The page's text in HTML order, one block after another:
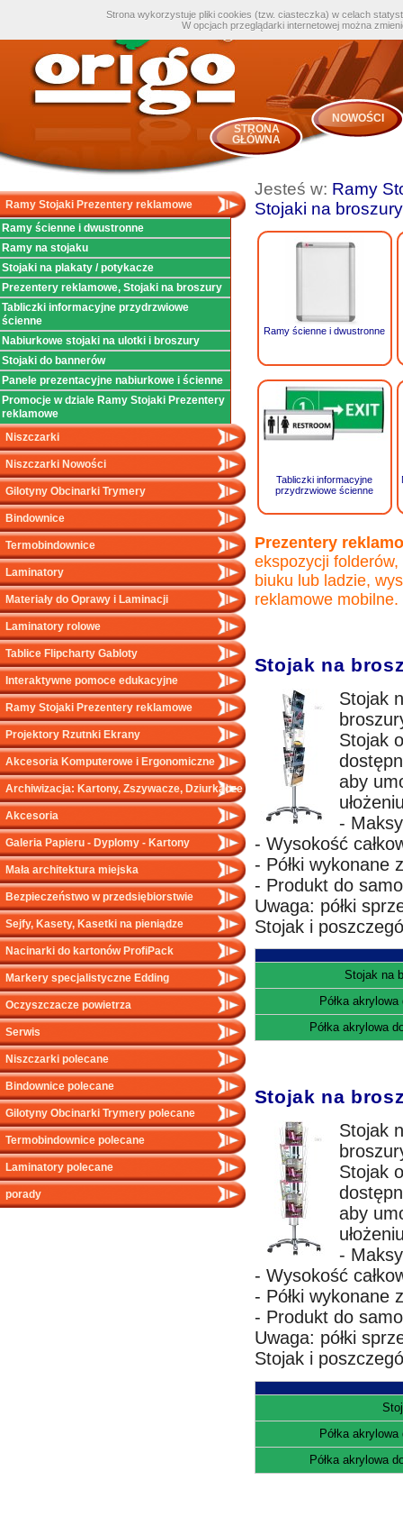
Strona wykorzystuje pliki cookies (tzw. ciasteczka) w celach
W opcjach przeglądarki internetowej można
STRONA
GŁÓWNA
NOWOŚCI
Ramy Stojaki Prezentery reklamowe
Ramy ścienne i dwustronne
Ramy na stojaku
Stojaki na plakaty / potykacze
Prezentery reklamowe, Stojaki na broszury
Tabliczki informacyjne przydrzwiowe
ścienne
Nabiurkowe stojaki na ulotki i broszury
Stojaki do bannerów
Panele prezentacyjne nabiurkowe i ścienne
Promocje w dziale Ramy Stojaki Prezentery
reklamowe
Niszczarki
Niszczarki Nowości
Gilotyny Obcinarki Trymery
Bindownice
Termobindownice
Laminatory
Materiały do Oprawy i Laminacji
Laminatory rolowe
Tablice Flipcharty Gabloty
Interaktywne pomoce edukacyjne
Ramy Stojaki Prezentery reklamowe
Projektory Rzutnki Ekrany
Akcesoria Komputerowe i Ergonomiczne
Archiwizacja: Kartony, Zszywacze, Dziurkacze
Akcesoria
Galeria Papieru - Dyplomy - Kartony
Mała architektura miejska
Bezpieczeństwo w przedsiębiorstwie
Sejfy, Kasety, Kasetki na pieniądze
Nacinarki do kartonów ProfiPack
Markery specjalistyczne Edding
Oczyszczacze powietrza
Serwis
Niszczarki polecane
Bindownice polecane
Gilotyny Obcinarki Trymery polecane
Termobindownice polecane
Laminatory polecane
porady
Jesteś w: Ramy
Stojaki na broszury
Ramy ścienne i dwustronne
Tabliczki informacyjne
przydrzwiowe ścienne
Prezentery
ekspozycji
biuku lub ladzie,
reklamowe mobilne.
Stojak na
Stojak
Stojak
aby
-
- Wysokość
- Półki wykonane
- Produkt do
Uwaga: półki
Stojak i
Stojak na
Półka
Półka akrylowa
Stojak na
Stojak
Stojak
aby
-
- Wysokość
- Półki wykonane
- Produkt do
Uwaga: półki
Stojak i
Półka
Półka akrylowa